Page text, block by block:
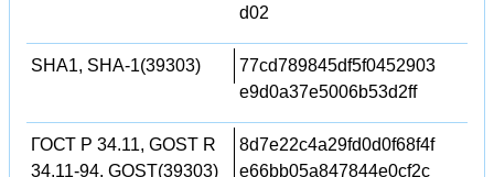
d02
SHA1, SHA-1(39303)
77cd789845df5f0452903
e9d0a37e5006b53d2ff
ГОСТ Р 34.11, GOST R
34.11-94, GOST(39303)
8d7e22c4a29fd0d0f68f4f
e66bb05a847844e0cf2c